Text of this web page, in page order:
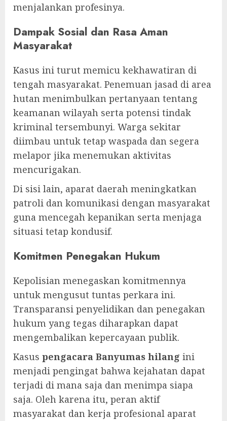
menjalankan profesinya.
Dampak Sosial dan Rasa Aman
Masyarakat
Kasus ini turut memicu kekhawatiran di
tengah masyarakat. Penemuan jasad di area
hutan menimbulkan pertanyaan tentang
keamanan wilayah serta potensi tindak
kriminal tersembunyi. Warga sekitar
diimbau untuk tetap waspada dan segera
melapor jika menemukan aktivitas
mencurigakan.
Di sisi lain, aparat daerah meningkatkan
patroli dan komunikasi dengan masyarakat
guna mencegah kepanikan serta menjaga
situasi tetap kondusif.
Komitmen Penegakan Hukum
Kepolisian menegaskan komitmennya
untuk mengusut tuntas perkara ini.
Transparansi penyelidikan dan penegakan
hukum yang tegas diharapkan dapat
mengembalikan kepercayaan publik.
Kasus pengacara Banyumas hilang ini
menjadi pengingat bahwa kejahatan dapat
terjadi di mana saja dan menimpa siapa
saja. Oleh karena itu, peran aktif
masyarakat dan kerja profesional aparat